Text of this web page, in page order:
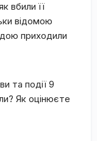
вбили її
відомою
приходили
та події 9
Як оцінюєте